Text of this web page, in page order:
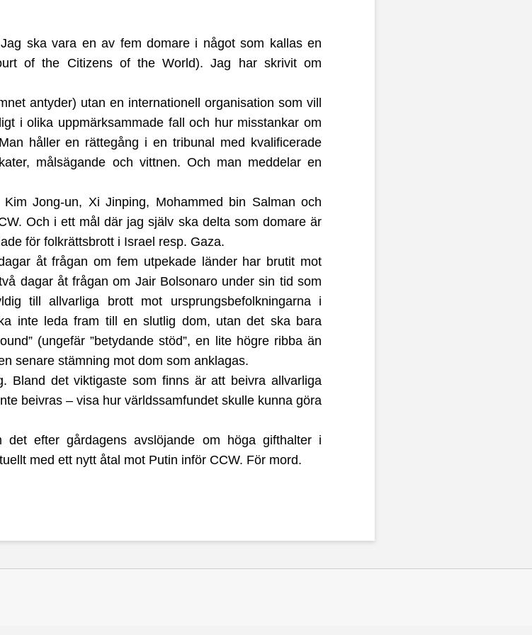
ska vara en av fem domare i något som kallas en
of the Citizens of the World). Jag har skrivit om
antyder) utan en internationell organisation som vill
i olika uppmärksammade fall och hur misstankar om
håller en rättegång i en tribunal med kvalificerade
målsägande och vittnen. Och man meddelar en
Jong-un, Xi Jinping, Mohammed bin Salman och
Och i ett mål där jag själv ska delta som domare är
för folkrättsbrott i Israel resp. Gaza.
åt frågan om fem utpekade länder har brutit mot
dagar åt frågan om Jair Bolsonaro under sin tid som
till allvarliga brott mot ursprungsbefolkningarna i
inte leda fram till en slutlig dom, utan det ska bara
(ungefär ”betydande stöd”, en lite högre ribba än
senare stämning mot dom som anklagas.
Bland det viktigaste som finns är att beivra allvarliga
beivras – visa hur världssamfundet skulle kunna göra
efter gårdagens avslöjande om höga gifthalter i
med ett nytt åtal mot Putin inför CCW. För mord.